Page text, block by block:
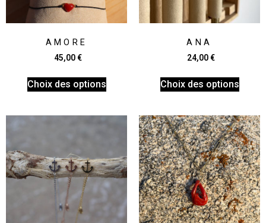
AMORE
45,00€
Choix des options
ANA
24,00€
Choix des options